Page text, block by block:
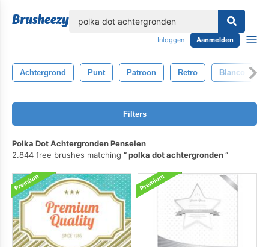
Inloggen Aanmelden
Achtergrond Punt Patroon Retro Blanco
Filters
Polka Dot Achtergronden Penselen
2.844 free brushes matching
polka dot achtergronden